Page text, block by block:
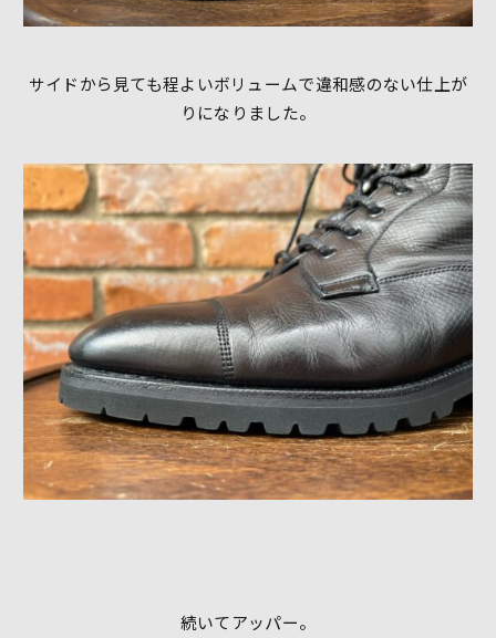
サイドから見ても程よいボリュームで違和感のない仕上が
りになりました。
続いてアッパー。